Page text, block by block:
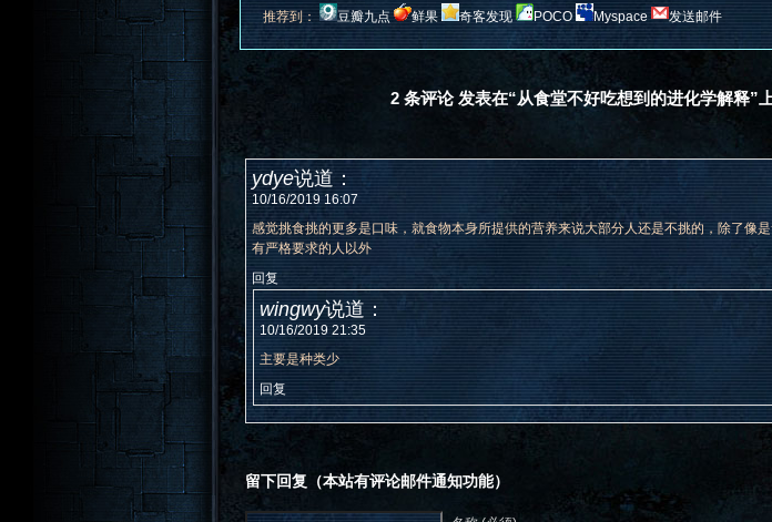
推荐到： 豆瓣九点 鲜果 奇客发现 POCO Myspace 发送邮件
2 条评论 发表在“从食堂不好吃想到的进化学解释”
ydye说道：
10/16/2019 16:07
感觉挑食挑的更多是口味，就食物本身所提供的营养来说大部分人还是不挑的，除了像
有严格要求的人以外
回复
wingwy说道：
10/16/2019 21:35
主要是种类少
回复
留下回复（本站有评论邮件通知功能）